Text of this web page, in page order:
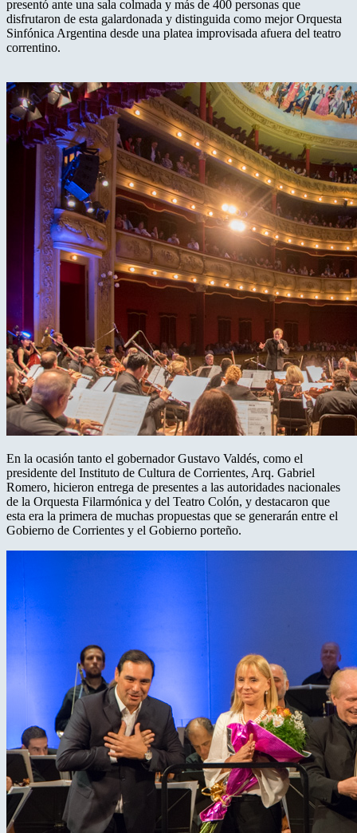
presentó ante una sala colmada y más de 400 personas que
disfrutaron de esta galardonada y distinguida como mejor Orquesta
Sinfónica Argentina desde una platea improvisada afuera del teatro
correntino.
En la ocasión tanto el gobernador Gustavo Valdés, como el
presidente del Instituto de Cultura de Corrientes, Arq. Gabriel
Romero, hicieron entrega de presentes a las autoridades nacionales
de la Orquesta Filarmónica y del Teatro Colón, y destacaron que
esta era la primera de muchas propuestas que se generarán entre el
Gobierno de Corrientes y el Gobierno porteño.